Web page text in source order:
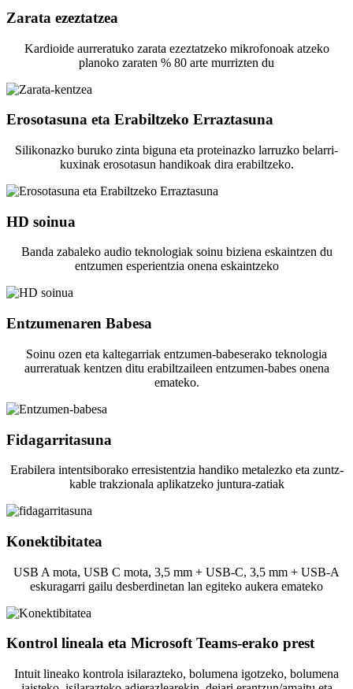
Zarata ezeztatzea
Kardioide aurreratuko zarata ezeztatzeko mikrofonoak atzeko
planoko zaraten % 80 arte murrizten du
Erosotasuna eta Erabiltzeko Erraztasuna
Silikonazko buruko zinta biguna eta proteinazko larruzko belarri-
kuxinak erosotasun handikoak dira erabiltzeko.
HD soinua
Banda zabaleko audio teknologiak soinu biziena eskaintzen du
entzumen esperientzia onena eskaintzeko
Entzumenaren Babesa
Soinu ozen eta kaltegarriak entzumen-babeserako teknologia
aurreratuak kentzen ditu erabiltzaileen entzumen-babes onena
emateko.
Fidagarritasuna
Erabilera intentsiborako erresistentzia handiko metalezko eta zuntz-
kable trakzionala aplikatzeko juntura-zatiak
Konektibitatea
USB A mota, USB C mota, 3,5 mm + USB-C, 3,5 mm + USB-A
eskuragarri gailu desberdinetan lan egiteko aukera emateko
Kontrol lineala eta Microsoft Teams-erako prest
Intuit lineako kontrola isilarazteko, bolumena igotzeko, bolumena